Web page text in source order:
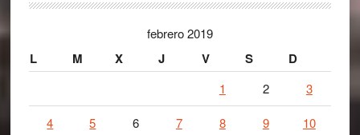
febrero 2019
L M X J V S D
1 2 3
4 5 6 7 8 9 10